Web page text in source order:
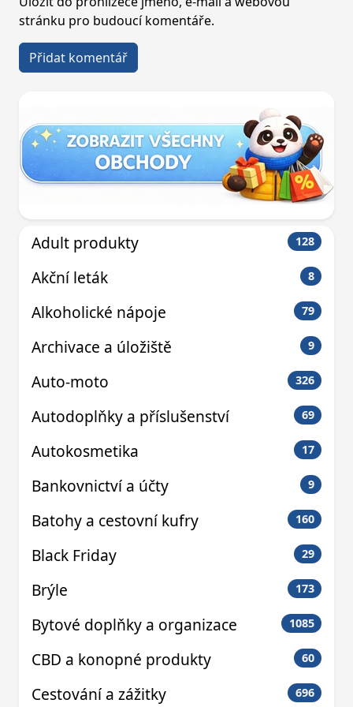
stránku pro budoucí komentáře.
Adult produkty 128
Akční leták 8
Alkoholické nápoje 79
Archivace a úložiště 9
Auto-moto 326
Autodoplňky a příslušenství 69
Autokosmetika 17
Bankovnictví a účty 9
Batohy a cestovní kufry 160
Black Friday 29
Brýle 173
Bytové doplňky a organizace 1085
CBD a konopné produkty 60
Cestování a zážitky 696